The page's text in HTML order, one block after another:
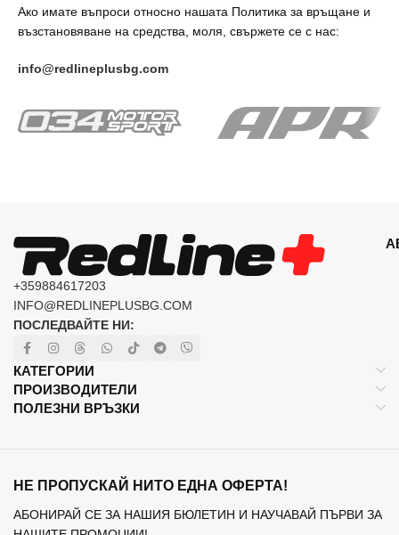
Ако имате въпроси относно нашата Политика за връщане и
възстановяване на средства, моля, свържете се с нас:
info@redlineplusbg.com
+359884617203
INFO@REDLINEPLUSBG.COM
ПОСЛЕДВАЙТЕ НИ:
КАТЕГОРИИ
ПРОИЗВОДИТЕЛИ
ПОЛЕЗНИ ВРЪЗКИ
НЕ ПРОПУСКАЙ НИТО ЕДНА ОФЕРТА!
АБОНИРАЙ СЕ ЗА НАШИЯ БЮЛЕТИН И НАУЧАВАЙ ПЪРВИ ЗА